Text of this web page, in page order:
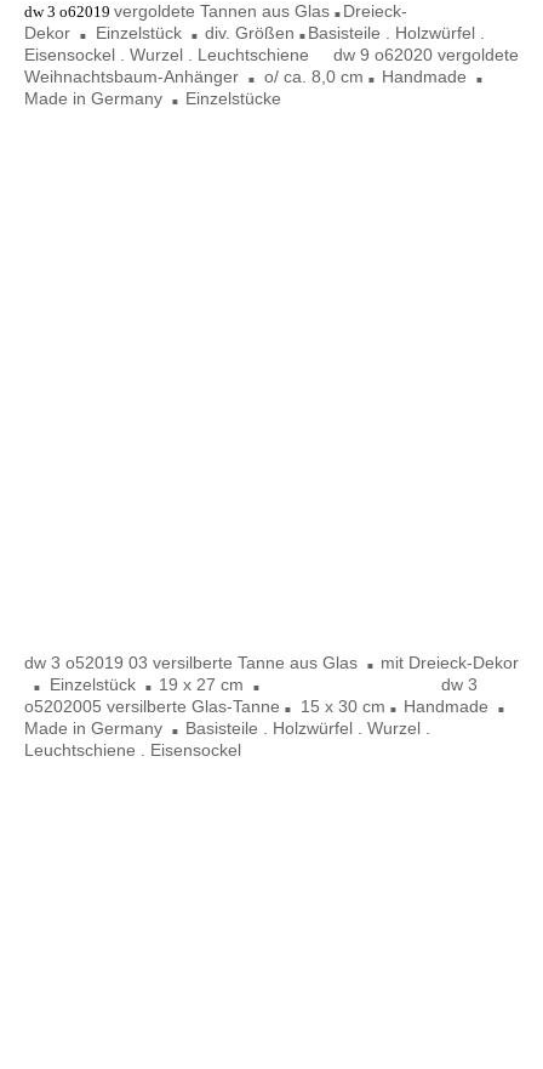
dw 3 o62019 vergoldete Tannen aus Glas ■ Dreieck-
Dekor
■ Einzelstück ■ div. Größen ■ Basisteile . Holzwürfel .
Eisensockel . Wurzel . Leuchtschiene dw 9 o62020 vergoldete
Weihnachtsbaum-Anhänger
■ o/ ca. 8,0 cm ■ Handmade ■
Made in Germany ■ Einzelstücke
dw 3 o52019 03 versilberte Tanne aus Glas ■ mit Dreieck-Dekor
■ Einzelstück ■ 19 x 27 cm ■
dw 3
o5202005 versilberte Glas-Tanne ■ 15 x 30 cm ■ Handmade ■
Made in Germany ■
Basisteile . Holzwürfel . Wurzel .
Leuchtschiene . Eisensockel